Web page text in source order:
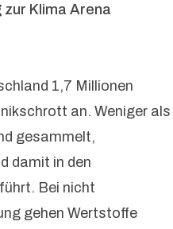
zur Klima Arena
1,7 Millionen
an. Weniger als
gesammelt,
damit in den
Bei nicht
gehen Wertstoffe